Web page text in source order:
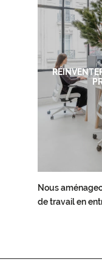
Nous
de travail en